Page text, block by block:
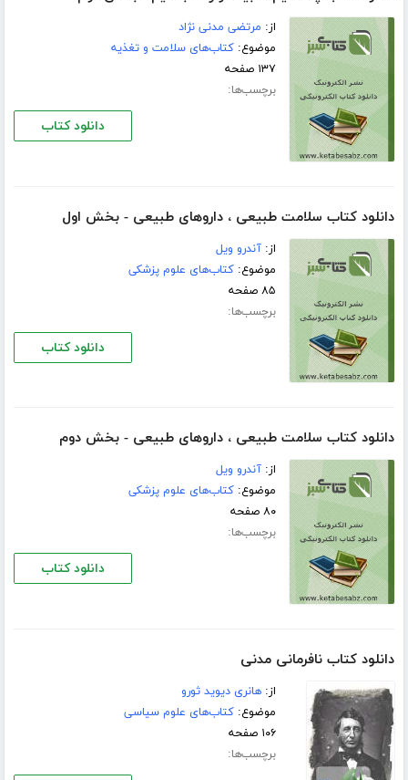
از: مرتضی مدنی نژاد
موضوع:کتاب‌های سلامت و تغذیه
۱۳۷ صفحه
برچسب‌ها:
دانلود کتاب
دانلود کتاب سلامت طبیعی ، داروهای طبیعی - بخش اول
از:آندرو ویل
موضوع:کتاب‌های علوم پزشکی
۸۵ صفحه
برچسب‌ها:
دانلود کتاب
دانلود کتاب سلامت طبیعی ، داروهای طبیعی - بخش دوم
از:آندرو ویل
موضوع:کتاب‌های علوم پزشکی
۸۰ صفحه
برچسب‌ها:
دانلود کتاب
دانلود کتاب نافرمانی مدنی
از:هانری دیوید ثورو
موضوع:کتاب‌های علوم سیاسی
۱۰۶ صفحه
برچسب‌ها: